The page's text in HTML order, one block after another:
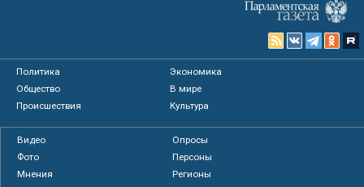
Политика
Экономика
Общество
В мире
Происшествия
Культура
Видео
Опросы
Фото
Персоны
Мнения
Регионы